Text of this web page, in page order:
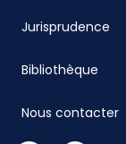
Jurisprudence
Bibliothèque
Nous contacter